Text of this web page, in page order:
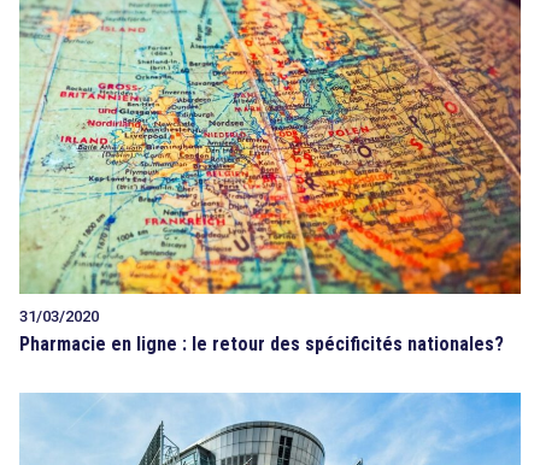
31/03/2020
Pharmacie en ligne : le retour des spécificités nationales?